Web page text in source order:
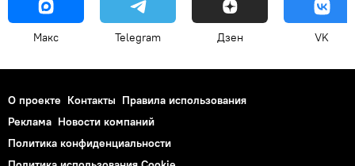
Макс Telegram Дзен VK
О проекте Контакты Правила использования
Реклама Новости компаний
Политика конфиденциальности